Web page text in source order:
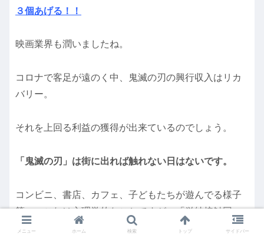
３個あげる！！
映画業界も潤いましたね。
コロナで客足が遠のく中、鬼滅の刃の興行収入はリカ
バリー。
それを上回る利益の獲得が出来ているのでしょう。
「鬼滅の刃」は街に出れば触れない日はないです。
コンビニ、書店、カフェ、子どもたちが遊んでる様子
等々。これは心理学的なことですが、「単純接触回
数」が増えると好感持ちやすいというのがあります。1
メニュー ホーム 検索 トップ サイドバー